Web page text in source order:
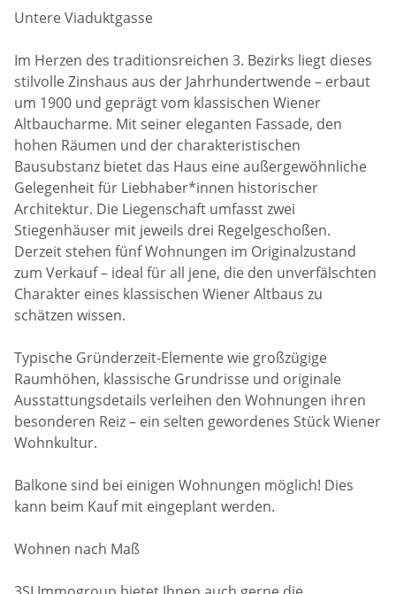
Untere Viaduktgasse
Im Herzen des traditionsreichen 3. Bezirks liegt dieses
stilvolle Zinshaus aus der Jahrhundertwende – erbaut
um 1900 und geprägt vom klassischen Wiener
Altbaucharme. Mit seiner eleganten Fassade, den
hohen Räumen und der charakteristischen
Bausubstanz bietet das Haus eine außergewöhnliche
Gelegenheit für Liebhaber*innen historischer
Architektur. Die Liegenschaft umfasst zwei
Stiegenhäuser mit jeweils drei Regelgeschoßen.
Derzeit stehen fünf Wohnungen im Originalzustand
zum Verkauf – ideal für all jene, die den unverfälschten
Charakter eines klassischen Wiener Altbaus zu
schätzen wissen.
Typische Gründerzeit-Elemente wie großzügige
Raumhöhen, klassische Grundrisse und originale
Ausstattungsdetails verleihen den Wohnungen ihren
besonderen Reiz – ein selten gewordenes Stück Wiener
Wohnkultur.
Balkone sind bei einigen Wohnungen möglich! Dies
kann beim Kauf mit eingeplant werden.
Wohnen nach Maß